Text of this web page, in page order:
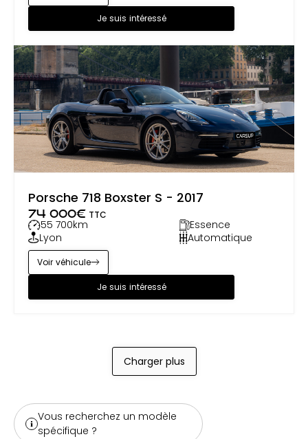
Je suis intéressé
Porsche 718 Boxster S - 2017
74 000€ TTC
55 700km
Essence
Lyon
Automatique
Je suis intéressé
Voir véhicule
Charger plus
Vous recherchez un modèle
spécifique ?